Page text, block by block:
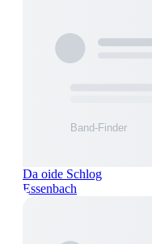
Da oide Schlog
Essenbach